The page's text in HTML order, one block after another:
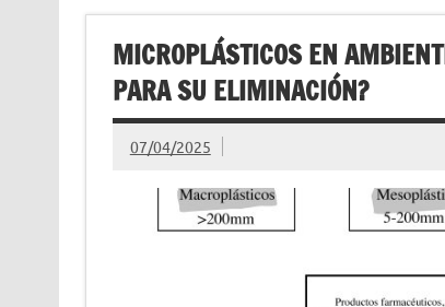
MICROPLÁSTICOS EN
PARA SU ELIMINACIÓN?
07/04/2025